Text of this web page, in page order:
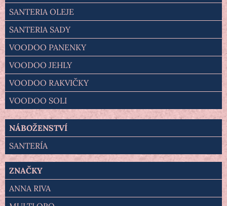
SANTERIA OLEJE
SANTERIA SADY
VOODOO PANENKY
VOODOO JEHLY
VOODOO RAKVIČKY
VOODOO SOLI
NÁBOŽENSTVÍ
SANTERÍA
ZNAČKY
ANNA RIVA